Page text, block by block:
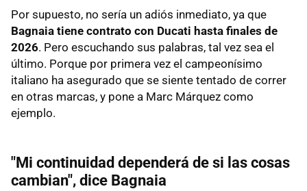
Por supuesto, no sería un adiós inmediato, ya que
Bagnaia tiene contrato con Ducati hasta finales de
2026. Pero escuchando sus palabras, tal vez sea el
último. Porque por primera vez el campeonísimo
italiano ha asegurado que se siente tentado de correr
en otras marcas, y pone a Marc Márquez como
ejemplo.
"Mi continuidad dependerá de si las cosas
cambian", dice Bagnaia